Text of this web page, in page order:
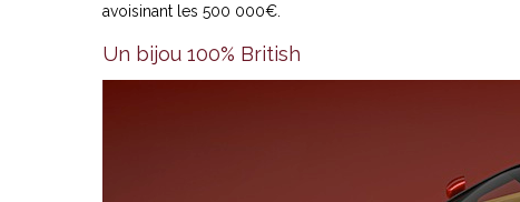
avoisinant les 500 000€.
Un bijou 100% British